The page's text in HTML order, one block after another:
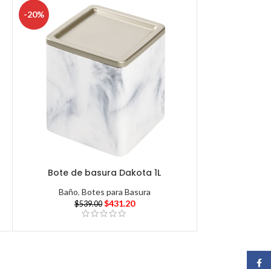
-20%
Bote de basura Dakota 1L
Baño, Botes para Basura
$539.00 $431.20